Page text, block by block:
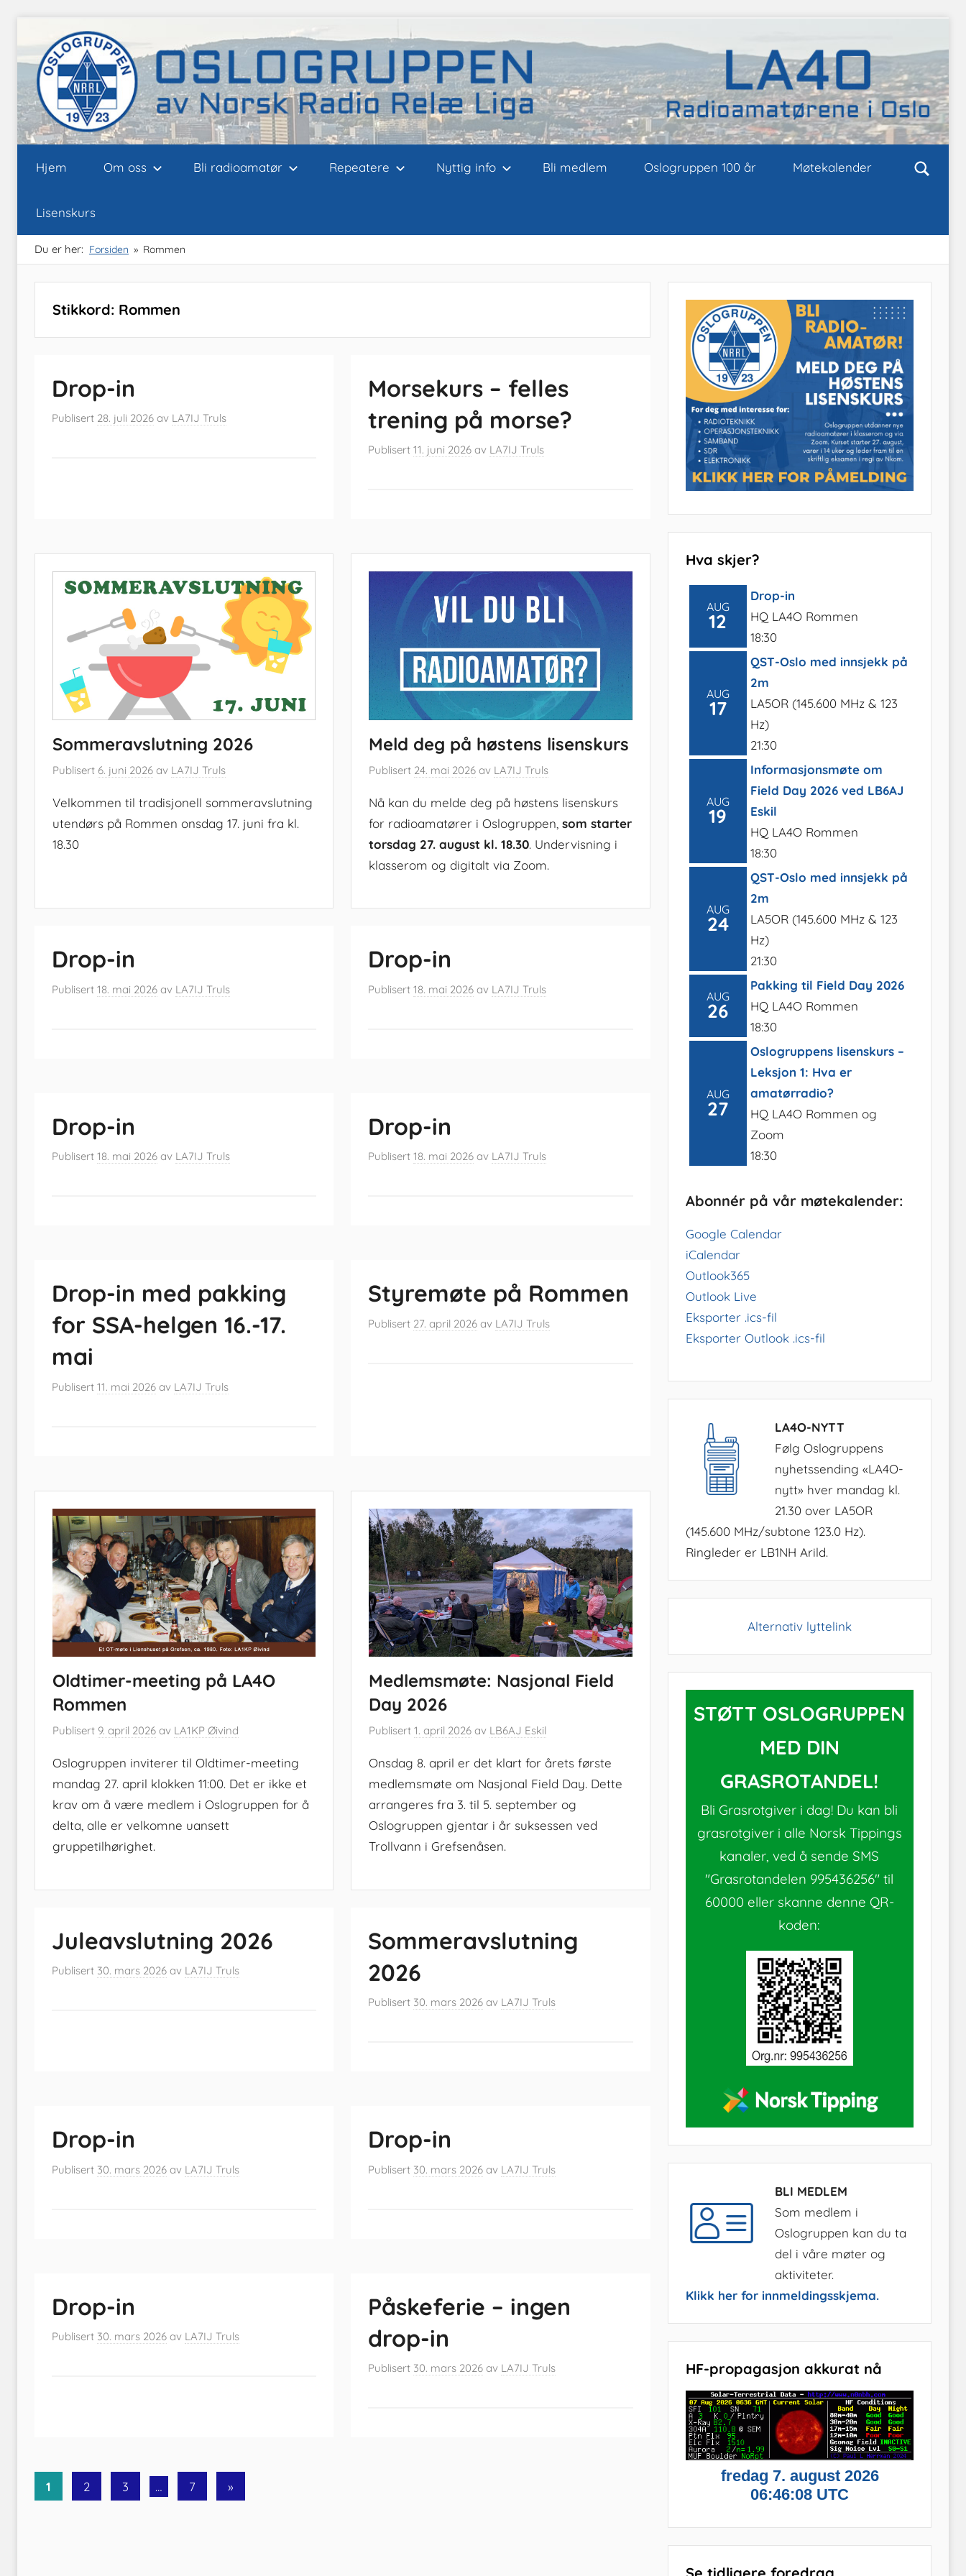
to
content
Oslogruppen
av
NRRL
Hjem Om oss Bli radioamatør Repeatere Nyttig info Bli medlem Oslogruppen 100 år Møtekalender
Lisenskurs
Du er her: Forsiden Rommen
Stikkord: Rommen
Drop-in
Publisert 28. juli 2026 av LA7IJ Truls
Morsekurs – felles
trening på morse?
Publisert11. juni 2026 av LA7IJ Truls
Sommeravslutning 2026
Publisert 6. juni 2026 av LA7IJ Truls
Velkommen til tradisjonell sommeravslutning
utendørs på Rommen onsdag 17. juni fra kl.
18.30
Meld deg på høstens lisenskurs
Publisert 24. mai 2026 av LA7IJ Truls
Nå kan du melde deg på høstens lisenskurs
for radioamatører i Oslogruppen,som starter
torsdag 27. august kl. 18.30. Undervisning i
klasserom og digitalt via Zoom.
Drop-in
Publisert 18. mai 2026 av LA7IJ Truls
Drop-in
Publisert18. mai 2026 av LA7IJ Truls
Drop-in
Publisert 18. mai 2026 av LA7IJ Truls
Drop-in
Publisert18. mai 2026 av LA7IJ Truls
Drop-in med pakking
for SSA-helgen 16.-17.
mai
Publisert 11. mai 2026 av LA7IJ Truls
Styremøte på Rommen
Publisert 27. april 2026 av LA7IJ Truls
Oldtimer-meeting på LA4O
Rommen
Publisert 9. april 2026 av LA1KP Øivind
Oslogruppen inviterer til Oldtimer-meeting
mandag 27. april klokken 11:00. Det er ikke et
krav om å være medlem i Oslogruppen for å
delta, alle er velkomne uansett
gruppetilhørighet.
Medlemsmøte: Nasjonal Field
Day 2026
Publisert1. april 2026 av LB6AJ Eskil
Onsdag 8. april er det klart for årets første
medlemsmøte om Nasjonal Field Day. Dette
arrangeres fra 3. til 5. september og
Oslogruppen gjentar i år suksessen ved
Trollvann i Grefsenåsen.
Juleavslutning 2026
Publisert 30. mars 2026 av LA7IJ Truls
Sommeravslutning
2026
Publisert 30. mars 2026 av LA7IJ Truls
Drop-in
Publisert 30. mars 2026 av LA7IJ Truls
Drop-in
Publisert 30. mars 2026 av LA7IJ Truls
Drop-in
Publisert 30. mars 2026 av LA7IJ Truls
Påskeferie – ingen
drop-in
Publisert 30. mars 2026 av LA7IJ Truls
Sidepaginering
1 2 3 … 7
Next
»
Hva skjer?
AUG
12
Drop-in
HQ LA4O Rommen
18:30
AUG
17
QST-Oslo med innsjekk på
2m
LA5OR (145.600 MHz & 123
Hz)
21:30
AUG
19
Informasjonsmøte om
Field Day 2026 ved LB6AJ
Eskil
HQ LA4O Rommen
18:30
AUG
24
QST-Oslo med innsjekk på
2m
LA5OR (145.600 MHz & 123
Hz)
21:30
AUG
26
Pakking til Field Day 2026
HQ LA4O Rommen
18:30
AUG
27
Oslogruppens lisenskurs –
Leksjon 1: Hva er
amatørradio?
HQ LA4O Rommen og
Zoom
18:30
Abonnér på vår møtekalender:
Google Calendar
iCalendar
Outlook365
Outlook Live
Eksporter .ics-fil
Eksporter Outlook .ics-fil
LA4O-NYTT
Følg Oslogruppens
nyhetssending «LA4O-
nytt» hver mandag kl.
21.30 over LA5OR
(145.600 MHz/subtone 123.0 Hz).
Ringleder er LB1NH Arild.
Alternativ lyttelink
STØTT OSLOGRUPPEN
MED DIN
GRASROTANDEL!
Bli Grasrotgiver i dag! Du kan bli
grasrotgiver i alle Norsk Tippings
kanaler, ved å sende SMS
"Grasrotandelen 995436256" til
60000 eller skanne denne QR-
koden:
BLI MEDLEM
Som medlem i
Oslogruppen kan du ta
del i våre møter og
aktiviteter.
Klikk her for innmeldingsskjema.
HF-propagasjon akkurat nå